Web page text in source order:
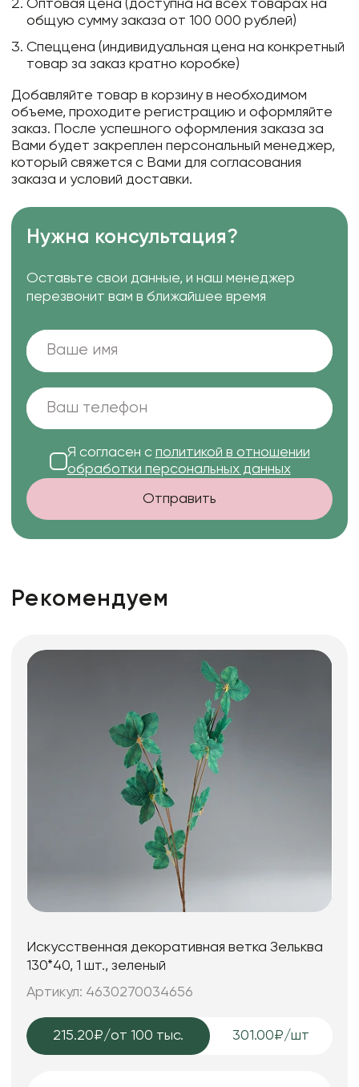
Оптовая цена (доступна на всех товарах на
общую сумму заказа от 100 000 рублей)
Спеццена (индивидуальная цена на конкретный
товар за заказ кратно коробке)
Добавляйте товар в корзину в необходимом
объеме, проходите регистрацию и оформляйте
заказ. После успешного оформления заказа за
Вами будет закреплен персональный менеджер,
который свяжется с Вами для согласования
заказа и условий доставки.
Нужна консультация?
Оставьте свои данные, и наш менеджер
перезвонит вам в ближайшее время
Я согласен с политикой в отношении
обработки персональных данных
Отправить
Рекомендуем
Искусственная декоративная ветка Зельква
130*40, 1 шт., зеленый
Артикул: 4630270034656
215.20₽/от 100 тыс. 301.00₽/шт